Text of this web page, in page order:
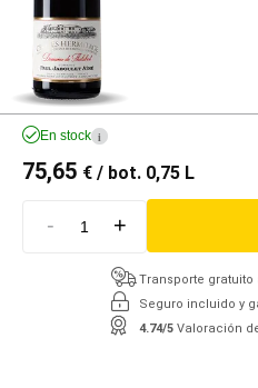
En stock i
75,65 € / bot. 0,75 L
- +
Transporte gratuito
Seguro incluido y
4.74/5 Valoración